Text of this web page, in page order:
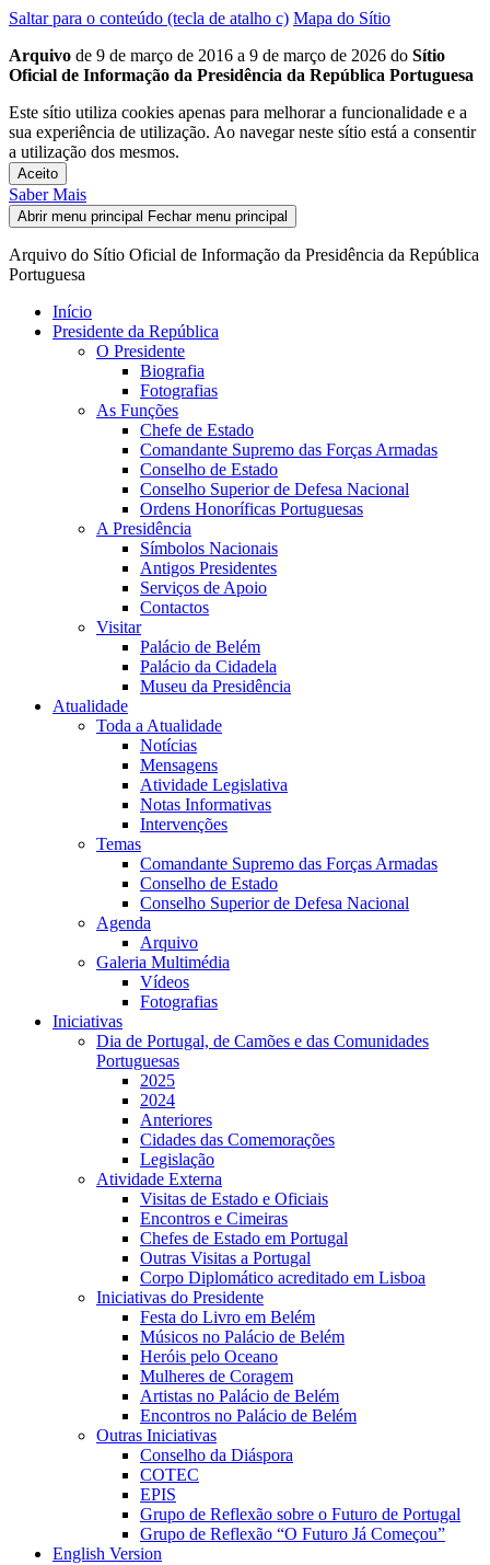
Saltar para o conteúdo (tecla de atalho c) Mapa do Sítio
Arquivo de 9 de março de 2016 a 9 de março de 2026 do Sítio
Oficial de Informação da Presidência da República Portuguesa
Este sítio utiliza cookies apenas para melhorar a funcionalidade e a
sua experiência de utilização. Ao navegar neste sítio está a consentir
a utilização dos mesmos.
Aceito
Saber Mais
Abrir menu principal Fechar menu principal
Arquivo do Sítio Oficial de Informação da Presidência da República
Portuguesa
Início
Presidente da República
O Presidente
Biografia
Fotografias
As Funções
Chefe de Estado
Comandante Supremo das Forças Armadas
Conselho de Estado
Conselho Superior de Defesa Nacional
Ordens Honoríficas Portuguesas
A Presidência
Símbolos Nacionais
Antigos Presidentes
Serviços de Apoio
Contactos
Visitar
Palácio de Belém
Palácio da Cidadela
Museu da Presidência
Atualidade
Toda a Atualidade
Notícias
Mensagens
Atividade Legislativa
Notas Informativas
Intervenções
Temas
Comandante Supremo das Forças Armadas
Conselho de Estado
Conselho Superior de Defesa Nacional
Agenda
Arquivo
Galeria Multimédia
Vídeos
Fotografias
Iniciativas
Dia de Portugal, de Camões e das Comunidades
Portuguesas
2025
2024
Anteriores
Cidades das Comemorações
Legislação
Atividade Externa
Visitas de Estado e Oficiais
Encontros e Cimeiras
Chefes de Estado em Portugal
Outras Visitas a Portugal
Corpo Diplomático acreditado em Lisboa
Iniciativas do Presidente
Festa do Livro em Belém
Músicos no Palácio de Belém
Heróis pelo Oceano
Mulheres de Coragem
Artistas no Palácio de Belém
Encontros no Palácio de Belém
Outras Iniciativas
Conselho da Diáspora
COTEC
EPIS
Grupo de Reflexão sobre o Futuro de Portugal
Grupo de Reflexão “O Futuro Já Começou”
English Version